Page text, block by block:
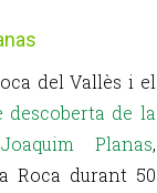
del Vallès i el
descoberta de la
Planas,
Roca durant 50